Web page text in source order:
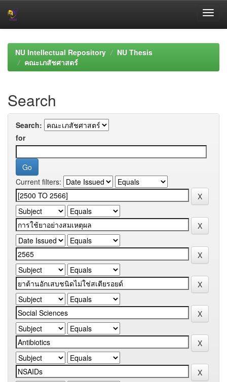
navigationNU Intellectual Repository
NU Thesis
คณะเภสัชศาสตร์
Search
Search:
for
Current filters: